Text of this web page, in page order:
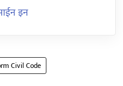
इन
Civil Code